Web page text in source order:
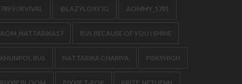
789 SURVIVAL @LAZYLOXY IG AOMMY_1701
AOM_NATTARIKA17 BUS BECAUSE OF YOU I SHINE
KHUNPOL BUS NATTARIKA CHARIYA PISKYHIGH